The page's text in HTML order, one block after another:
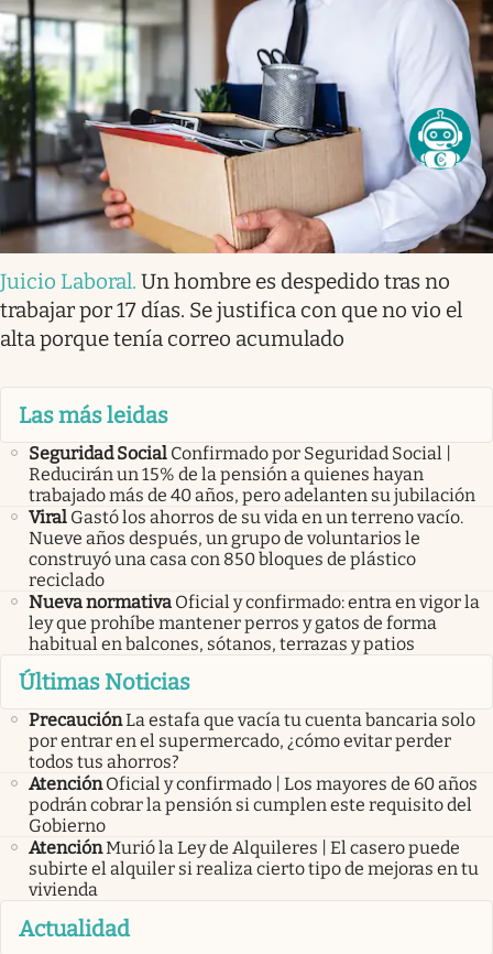
Juicio Laboral. Un hombre es despedido tras no
trabajar por 17 días. Se justifica con que no vio el
alta porque tenía correo acumulado
Las más leidas
Seguridad Social Confirmado por Seguridad Social |
Reducirán un 15% de la pensión a quienes hayan
trabajado más de 40 años, pero adelanten su jubilación
Viral Gastó los ahorros de su vida en un terreno vacío.
Nueve años después, un grupo de voluntarios le
construyó una casa con 850 bloques de plástico
reciclado
Nueva normativa Oficial y confirmado: entra en vigor la
ley que prohíbe mantener perros y gatos de forma
habitual en balcones, sótanos, terrazas y patios
Últimas Noticias
PrecauciónLa estafa que vacía tu cuenta bancaria solo
por entrar en el supermercado, ¿cómo evitar perder
todos tus ahorros?
Atención Oficial y confirmado | Los mayores de 60 años
podrán cobrar la pensión si cumplen este requisito del
Gobierno
AtenciónMurió la Ley de Alquileres | El casero puede
subirte el alquiler si realiza cierto tipo de mejoras en tu
vivienda
Actualidad